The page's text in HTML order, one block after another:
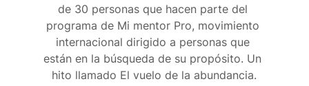
de 30 personas que hacen parte del
programa de Mi mentor Pro, movimiento
internacional dirigido a personas que
están en la búsqueda de su propósito. Un
hito llamado El vuelo de la abundancia.